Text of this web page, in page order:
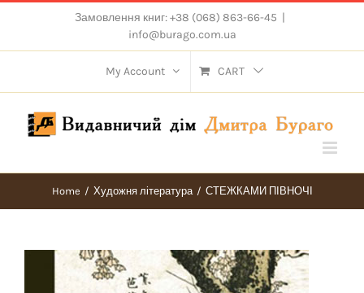
content
Замовлення книг: +38 (068) 863-66-45 |
info@burago.com.ua
My Account CART
Home / Художня література / СТЕЖКАМИ ПІВНОЧІ